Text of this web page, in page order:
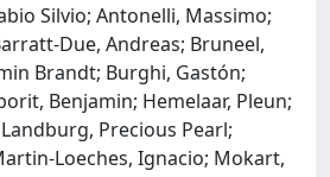
Silvio; Antonelli, Massimo;
Due, Andreas; Bruneel,
Brandt; Burghi, Gastón;
Benjamin; Hemelaar, Pleun;
Precious Pearl;
Loeches, Ignacio; Mokart,